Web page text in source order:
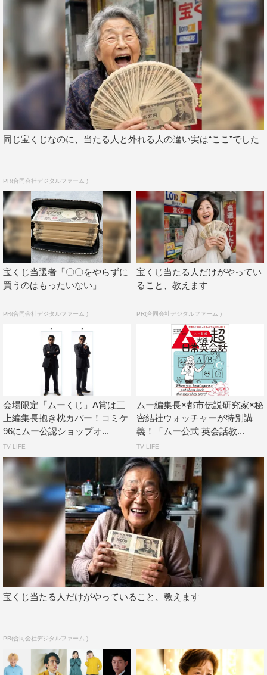
「平将門巡り北斗七星結界ガイド」冊子が付いてくる。
なお、遠方からの参加者のための宿泊プランも用意されて
詳しくは、
ローソントラベルの申し込みサイト
https://tour.l-tike.com/package_tour/domestic/event.php?
id=896017 ）をチェック。
「平将門巡り北斗七星結界ガイド」表紙
同じ宝くじなのに、当たる人と外れる人の違い実は“ここ”でした
PR(合同会社デジタルファーム )
宝くじ当選者「〇〇をやらずに
買うのはもったいない」
PR(合同会社デジタルファーム )
宝くじ当たる人だけがやってい
ること、教えます
PR(合同会社デジタルファーム )
会場限定「ムーくじ」A賞は三
上編集長抱き枕カバー！コミケ
96にムー公認ショップオ...
TV LIFE
ムー編集長×都市伝説研究家×秘
密結社ウォッチャーが特別講
義！「ムー公式 英会話教...
TV LIFE
宝くじ当たる人だけがやっていること、教えます
PR(合同会社デジタルファーム )